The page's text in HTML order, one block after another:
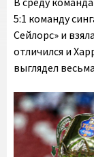
5:1 команду
Сейлорс» и
отличился и
выглядел